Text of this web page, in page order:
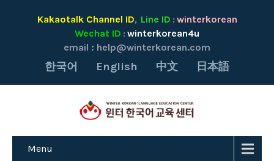
Kakaotalk Channel ID, Line ID : winterkorean
Wechat ID : winterkorean4u
email : help@winterkorean.com
한국어 English 中文 日本語
Menu